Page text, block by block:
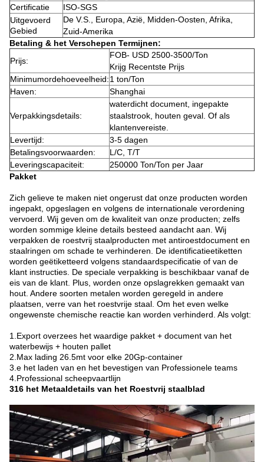
Certificatie
ISO-SGS
Uitgevoerd
Gebied
De V.S., Europa, Azië, Midden-Oosten, Afrika,
Zuid-Amerika
Betaling & het Verschepen Termijnen:
Prijs:
FOB- USD 2500-3500/Ton
Krijg Recentste Prijs
Minimumordehoeveelheid:1 ton/Ton
Haven:
Shanghai
Verpakkingsdetails:
waterdicht document, ingepakte
staalstrook, houten geval. Of als
klantenvereiste.
Levertijd:
3-5 dagen
Betalingsvoorwaarden:
L/C, T/T
Leveringscapaciteit:
250000 Ton/Ton per Jaar
Pakket
Zich gelieve te maken niet ongerust dat onze producten worden
ingepakt, opgeslagen en volgens de internationale verordening
vervoerd. Wij geven om de kwaliteit van onze producten; zelfs
worden sommige kleine details besteed aandacht aan. Wij
verpakken de roestvrij staalproducten met antiroestdocument en
staalringen om schade te verhinderen. De identificatieetiketten
worden geëtiketteerd volgens standaardspecificatie of van de
klant instructies. De speciale verpakking is beschikbaar vanaf de
eis van de klant. Plus, worden onze opslagrekken gemaakt van
hout. Andere soorten metalen worden geregeld in andere
plaatsen, verre van het roestvrije staal. Om het even welke
ongewenste chemische reactie kan worden verhinderd. Als volgt:
1.Export overzees het waardige pakket + document van het
waterbewijs + houten pallet
2.Max lading 26.5mt voor elke 20Gp-container
3.e het laden van en het bevestigen van Professionele teams
4.Professional scheepvaartlijn
316 het Metaaldetails van het Roestvrij staalblad